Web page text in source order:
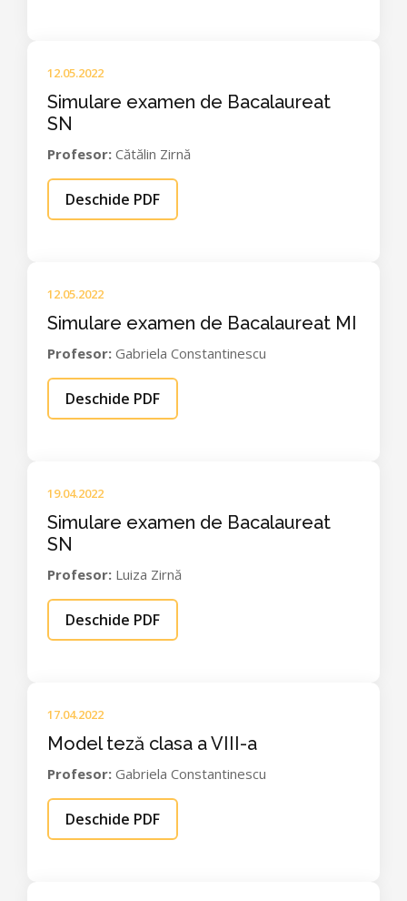
12.05.2022
Simulare examen de Bacalaureat
SN
Profesor: Cătălin Zirnă
Deschide PDF
12.05.2022
Simulare examen de Bacalaureat MI
Profesor: Gabriela Constantinescu
Deschide PDF
19.04.2022
Simulare examen de Bacalaureat
SN
Profesor: Luiza Zirnă
Deschide PDF
17.04.2022
Model teză clasa a VIII-a
Profesor: Gabriela Constantinescu
Deschide PDF